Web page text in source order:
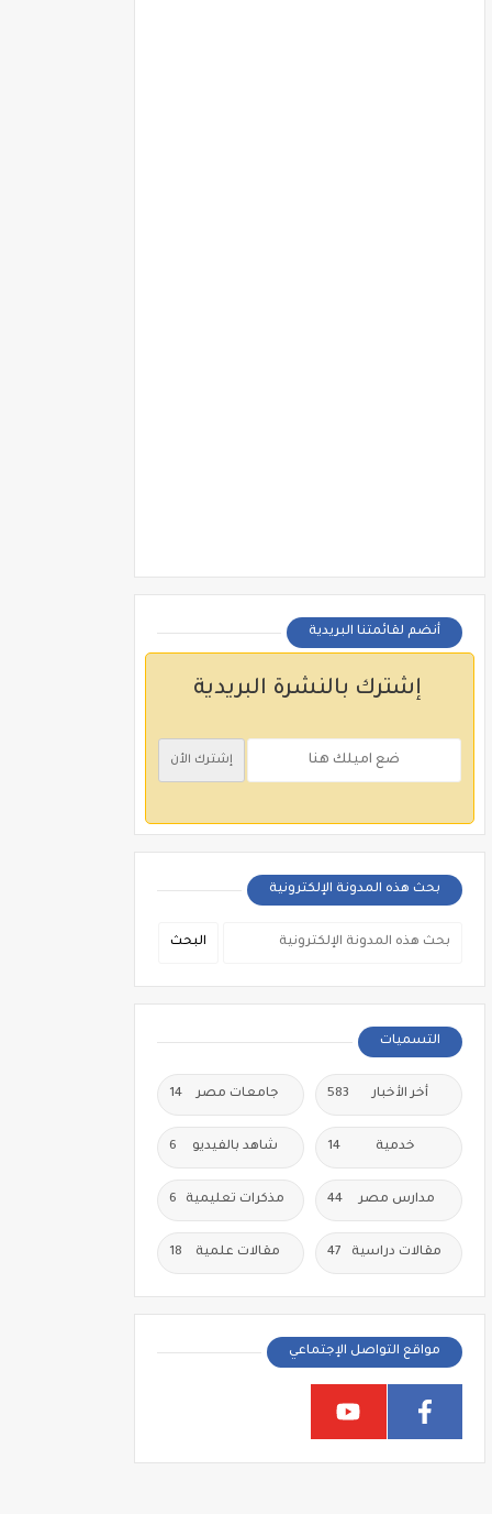
أنضم لقائمتنا البريدية
إشترك بالنشرة البريدية
بحث هذه المدونة الإلكترونية
التسميات
أخر الأخبار 583 جامعات مصر 14
خدمية 14 شاهد بالفيديو 6
مدارس مصر 44 مذكرات تعليمية 6
مقالات دراسية 47 مقالات علمية 18
مواقع التواصل الإجتماعي